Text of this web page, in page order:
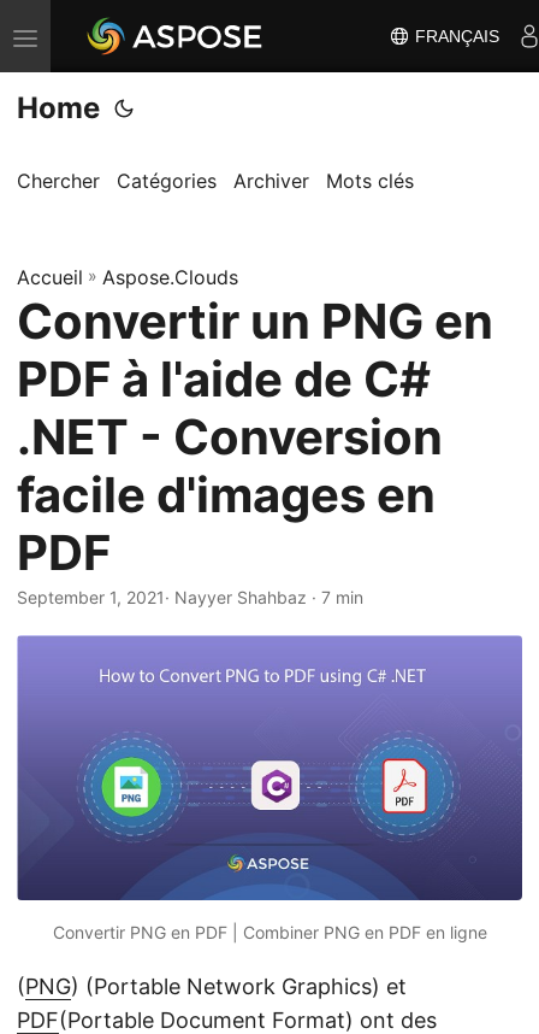
B
a
s
u
r
l
a
n
v
i
g
a
FRANÇAIS
Home
Chercher Catégories Archiver Mots clés
Accueil » Aspose.Clouds
Convertir un PNG en
PDF à l'aide de C#
.NET - Conversion
facile d'images en
PDF
September 1, 2021· Nayyer Shahbaz · 7 min
Convertir PNG en PDF | Combiner PNG en PDF en ligne
(PNG) (Portable Network Graphics) et
PDF(Portable Document Format) ont des